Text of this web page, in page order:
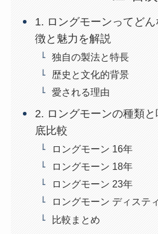
1. ロングモーンってど
徴と魅力を解説
独自の製法と特長
歴史と文化的背景
愛される理由
2. ロングモーンの種類
底比較
ロングモーン 16年
ロングモーン 18年
ロングモーン 23年
ロングモーン ディステ
比較まとめ